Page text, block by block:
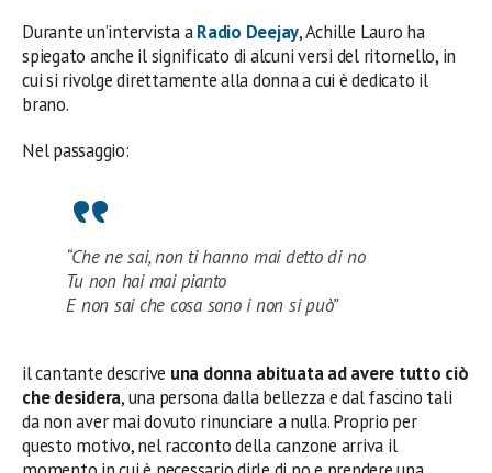
Durante un’intervista aRadio Deejay, Achille Lauro ha
spiegato anche il significato di alcuni versi del ritornello, in
cui si rivolge direttamente alla donna a cui è dedicato il
brano.
Nel passaggio:
“Che ne sai, non ti hanno mai detto di no
Tu non hai mai pianto
E non sai che cosa sono i non si può”
il cantante descrive una donna abituata ad avere tutto ciò
che desidera, una persona dalla bellezza e dal fascino tali
da non aver mai dovuto rinunciare a nulla. Proprio per
questo motivo, nel racconto della canzone arriva il